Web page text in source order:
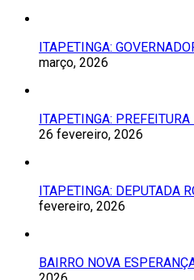
ITAPETINGA:
março, 2026
ITAPETINGA:
26 fevereiro, 2026
ITAPETINGA: DEPUTADA
fevereiro, 2026
BAIRRO NOVA